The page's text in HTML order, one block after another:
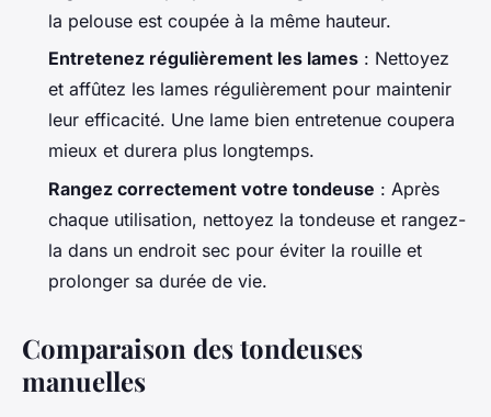
la pelouse est coupée à la même hauteur.
Entretenez régulièrement les lames : Nettoyez
et affûtez les lames régulièrement pour maintenir
leur efficacité. Une lame bien entretenue coupera
mieux et durera plus longtemps.
Rangez correctement votre tondeuse : Après
chaque utilisation, nettoyez la tondeuse et rangez-
la dans un endroit sec pour éviter la rouille et
prolonger sa durée de vie.
Comparaison des tondeuses
manuelles